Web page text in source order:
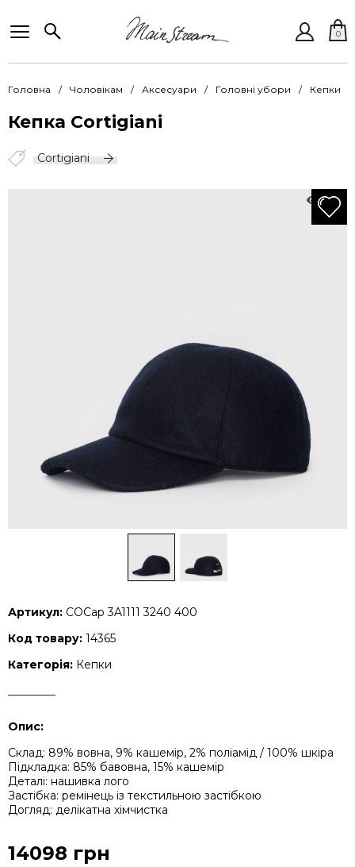
0
Головна Чоловікам Аксесуари Головні убори Кепки
Артикул: COCap 3A1111 3240 400
Код товару: 14365
Категорія: Кепки
Опис:
Склад: 89% вовна, 9% кашемір, 2% поліамід / 100% шкіра
Підкладка: 85% бавовна, 15% кашемір
Деталі: нашивка лого
Застібка: ремінець із текстильною застібкою
Догляд: делікатна хімчистка
Кепка Cortigiani
Cortigiani
745
14098 грн